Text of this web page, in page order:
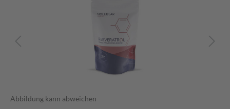
Abbildung kann abweichen